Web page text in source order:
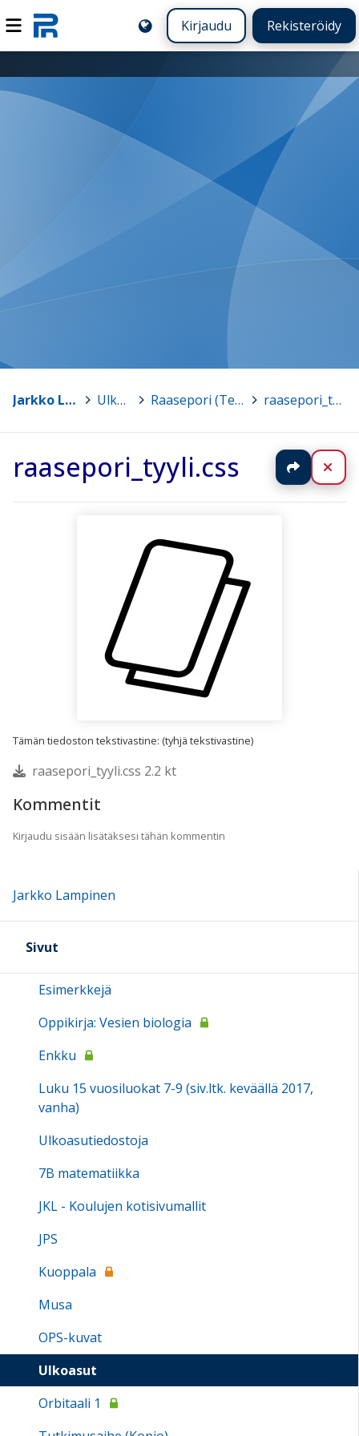
Kirjaudu Rekisteröidy
Jarkko Lampinen Ulkoasut Raasepori (Teron tekemä) raasepori_tyyli.css
raasepori_tyyli.css Jaa
Tämän tiedoston tekstivastine: (tyhjä tekstivastine)
raasepori_tyyli.css 2.2 kt
Kommentit
Kirjaudu sisään lisätäksesi tähän kommentin
Jarkko Lampinen
Sivut
Esimerkkejä
Oppikirja: Vesien biologia
Enkku
Luku 15 vuosiluokat 7-9 (siv.ltk. keväällä 2017,
vanha)
Ulkoasutiedostoja
7B matematiikka
JKL - Koulujen kotisivumallit
JPS
Kuoppala
Musa
OPS-kuvat
Ulkoasut
Orbitaali 1